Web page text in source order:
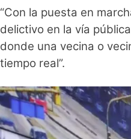
“Con la puesta en
delictivo en la vía
donde una vecina o
tiempo real”.